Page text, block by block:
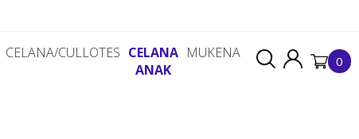
CELANA/CULLOTES CELANA
ANAK
MUKENA 0